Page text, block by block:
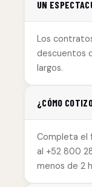
UN
Los
descuentos
largos.
¿CÓMO
Completa el
al +52 800
menos de 2